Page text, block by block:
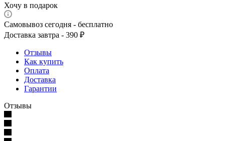
Хочу в подарок
Самовывоз сегодня - бесплатно
Доставка завтра - 390 ₽
Отзывы
Как купить
Оплата
Доставка
Гарантии
Отзывы